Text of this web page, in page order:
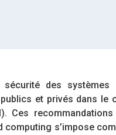
des
et privés dans le
Ces
s’impose